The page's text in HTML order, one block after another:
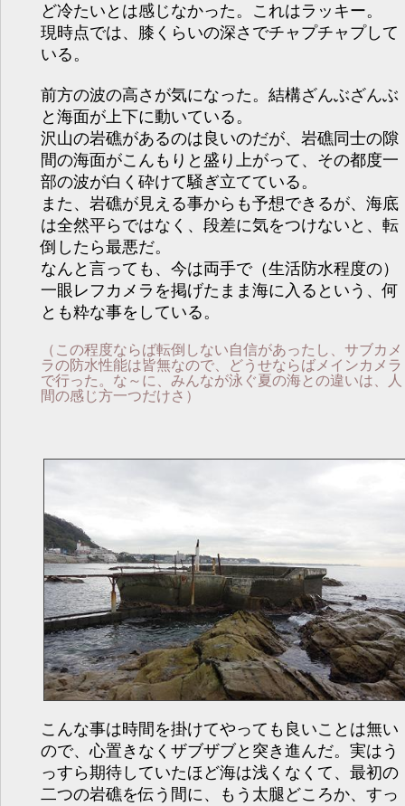
ど冷たいとは感じなかった。これはラッキー。
現時点では、膝くらいの深さでチャプチャプして
いる。
前方の波の高さが気になった。結構ざんぶざんぶ
と海面が上下に動いている。
沢山の岩礁があるのは良いのだが、岩礁同士の隙
間の海面がこんもりと盛り上がって、その都度一
部の波が白く砕けて騒ぎ立てている。
また、岩礁が見える事からも予想できるが、海底
は全然平らではなく、段差に気をつけないと、転
倒したら最悪だ。
なんと言っても、今は両手で（生活防水程度の）
一眼レフカメラを掲げたまま海に入るという、何
とも粋な事をしている。
（この程度ならば転倒しない自信があったし、サブカメ
ラの防水性能は皆無なので、どうせならばメインカメラ
で行った。な～に、みんなが泳ぐ夏の海との違いは、人
間の感じ方一つだけさ）
こんな事は時間を掛けてやっても良いことは無い
ので、心置きなくザブザブと突き進んだ。実はう
っすら期待していたほど海は浅くなくて、最初の
二つの岩礁を伝う間に、もう太腿どころか、すっ